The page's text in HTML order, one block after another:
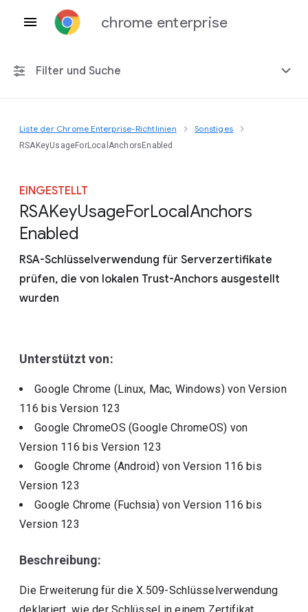
chrome enterprise
Filter und Suche
Alle Plattformen
Einschließlich eingestellter Richtlinien
Liste der Chrome Enterprise-Richtlinien Sonstiges
RSAKeyUsageForLocalAnchorsEnabled
EINGESTELLT
RSAKeyUsageForLocalAnchors
Enabled
RSA-Schlüsselverwendung für Serverzertifikate
prüfen, die von lokalen Trust-Anchors ausgestellt
wurden
Unterstützt von:
Google Chrome (Linux, Mac, Windows)von Version
116bis Version 123
Google ChromeOS (Google ChromeOS) von
Version 116bis Version 123
Google Chrome (Android)von Version 116bis
Version 123
Google Chrome (Fuchsia)von Version 116bis
Version 123
Beschreibung:
Die Erweiterung für die X.509-Schlüsselverwendung